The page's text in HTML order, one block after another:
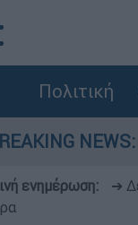
Πολιτική
NEWS:
από τη
ενημέρωση: ➔